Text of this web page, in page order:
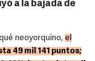
a la bajada de
neoyorquino, el
49 mil 141 puntos;